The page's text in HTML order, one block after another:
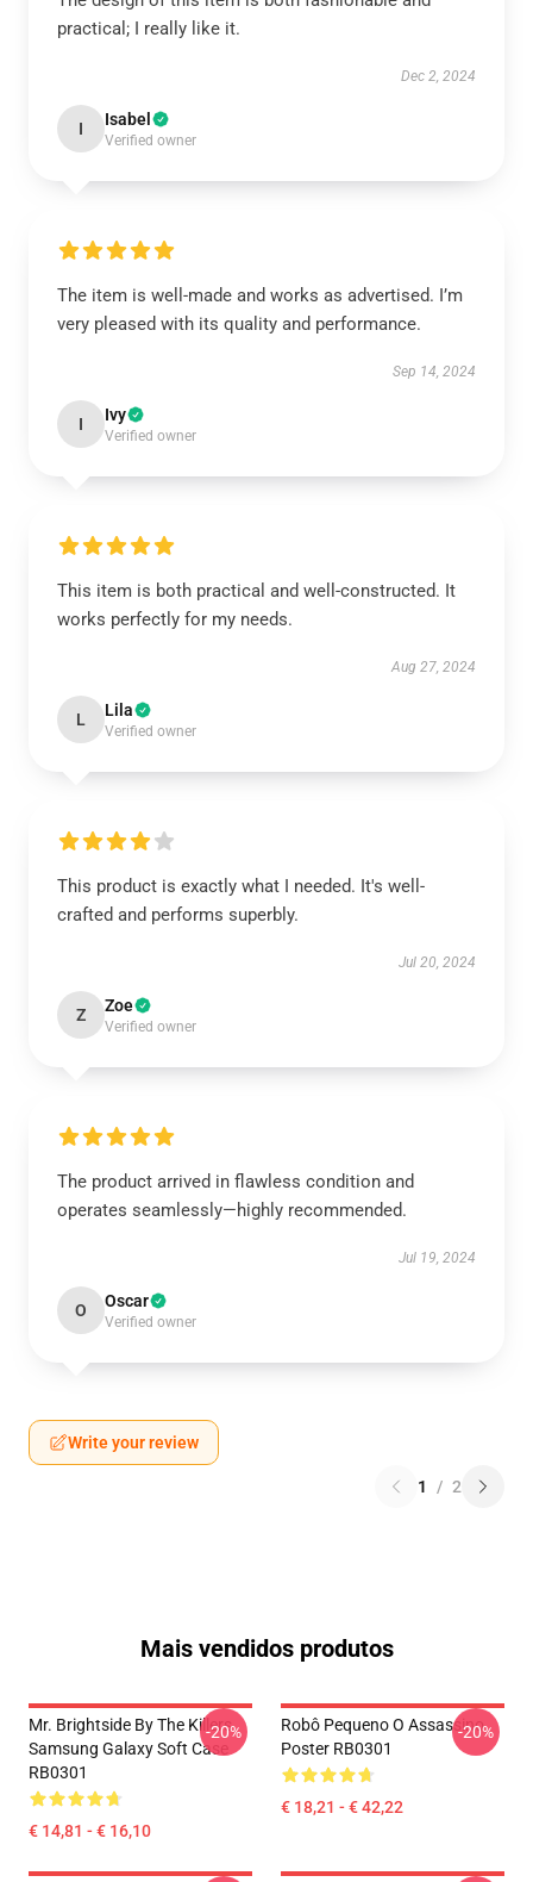
practical; I really like it.
Dec 2, 2024
I Isabel
Verified owner
The item is well-made and works as advertised. I’m
very pleased with its quality and performance.
Sep 14, 2024
I Ivy
Verified owner
This item is both practical and well-constructed. It
works perfectly for my needs.
Aug 27, 2024
L Lila
Verified owner
This product is exactly what I needed. It's well-
crafted and performs superbly.
Jul 20, 2024
Z Zoe
Verified owner
The product arrived in flawless condition and
operates seamlessly—highly recommended.
Jul 19, 2024
O Oscar
Verified owner
Write your review
1 / 2
Mais vendidos produtos
Mr. Brightside By The Killers
Samsung Galaxy Soft Case
RB0301
€ 14,81 - € 16,10
-20%
Robô Pequeno O Assassino
Poster RB0301
€ 18,21 - € 42,22
-20%